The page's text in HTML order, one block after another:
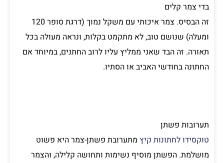
בדי צמר קלים
זה הבסיס. צמר איכותי עם משקל נמוך (דרגת סופר 120
ומעלה) שנושם טוב, לא מתקמט בקלות, ונראה מעולה בכל
תאורה. זה הבד שאני ממליץ עליו לרוב החתנים, במיוחד אם
החתונה בחודשי האביב או הסתיו.
תערובות פשתן
טוקסידו לחתונות קיץ מתערובת פשתן-צמר היא פשוט
מושלמת. הפשתן מוסיף נשימות ותחושה קלילה, והצמר